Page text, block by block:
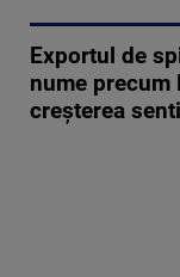
Exportul de
nume precum
creșterea